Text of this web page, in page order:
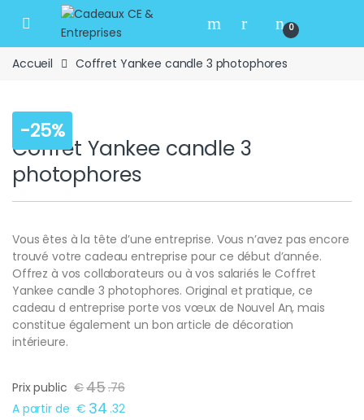
Skip to navigation
Skip to content
Open 0
Accueil Coffret Yankee candle 3 photophores
-25%
Coffret Yankee candle 3
photophores
Vous êtes à la tête d’une entreprise. Vous n’avez pas encore
trouvé votre cadeau entreprise pour ce début d’année.
Offrez à vos collaborateurs ou à vos salariés le Coffret
Yankee candle 3 photophores. Original et pratique, ce
cadeau d entreprise porte vos vœux de Nouvel An, mais
constitue également un bon article de décoration
intérieure.
Prix public €45.76
A partir de € 34 .32